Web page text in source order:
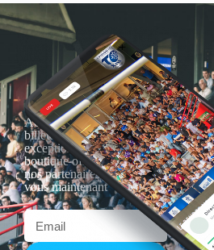
Actualités, nouveautés,
billetterie, remises
exceptionnelles dans la
boutique officielles & chez
nos partenaires… Inscrivez-
vous maintenant